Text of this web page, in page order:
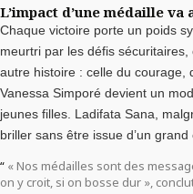
L’impact d’une médaille
Chaque victoire porte un poids
meurtri par les défis
autre histoire : celle du courage,
Vanessa Simporé devient un
jeunes filles. Ladifata Sana,
briller sans être issue d’un grand
« Nos médailles sont des
on y croit, si on bosse dur »,